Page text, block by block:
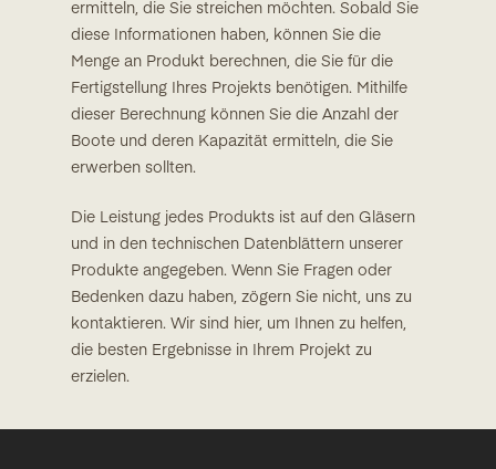
ermitteln, die Sie streichen möchten. Sobald Sie
diese Informationen haben, können Sie die
Menge an Produkt berechnen, die Sie für die
Fertigstellung Ihres Projekts benötigen. Mithilfe
dieser Berechnung können Sie die Anzahl der
Boote und deren Kapazität ermitteln, die Sie
erwerben sollten.
Die Leistung jedes Produkts ist auf den Gläsern
und in den technischen Datenblättern unserer
Produkte angegeben. Wenn Sie Fragen oder
Bedenken dazu haben, zögern Sie nicht, uns zu
kontaktieren. Wir sind hier, um Ihnen zu helfen,
die besten Ergebnisse in Ihrem Projekt zu
erzielen.